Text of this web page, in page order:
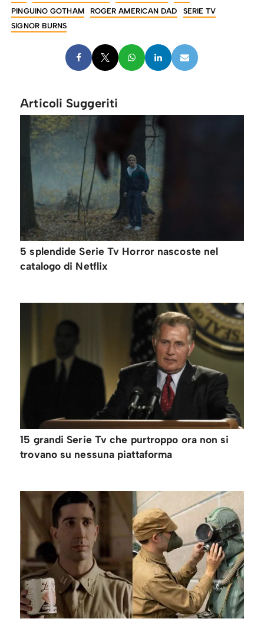
PINGUINO GOTHAM
ROGER AMERICAN DAD
SERIE TV
SIGNOR BURNS
Articoli Suggeriti
5 splendide Serie Tv Horror nascoste nel
catalogo di Netflix
15 grandi Serie Tv che purtroppo ora non si
trovano su nessuna piattaforma